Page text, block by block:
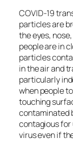
COVID‑19
particles are
the eyes,
people are in
particles
in the air and
particularly
when people
touching
contaminated
contagious for
virus even if